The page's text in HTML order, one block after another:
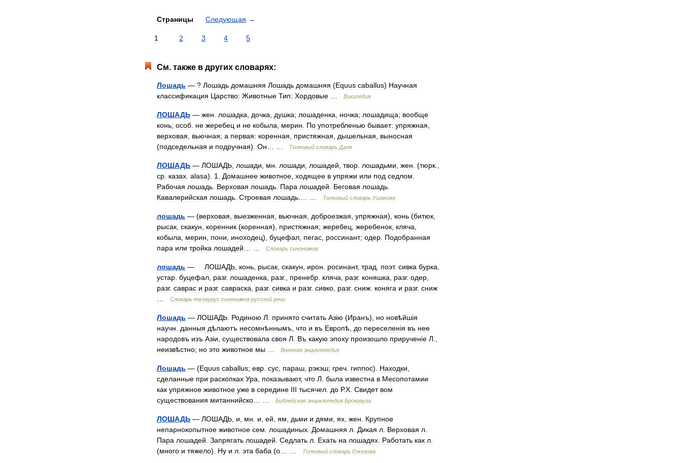
Страницы Следующая →
1 2 3 4 5
См. также в других словарях:
Лошадь — ? Лошадь домашняя Лошадь домашняя (Equus caballus) Научная
классификация Царство: Животные Тип: Хордовые Википедия
ЛОШАДЬ — жен лошадка дочка душка; лошаденка ночка; лошадища; вообще
конь; особ не жеребец и не кобыла мерин По употребленью бывает: упряжная
верховая
вьючная; а первая: коренная пристяжная дышельная
выносная
(подседельная и подручная). Он Толковый словарь Даля
ЛОШАДЬ — ЛОШАДЬ лошади мн лошади лошадей твор лошадьми жен . (тюрк
ср казах alasa). 1 Домашнее животное ходящее в упряжи или под седлом
Рабочая лошадь Верховая лошадь Пара лошадей Беговая лошадь
Кавалерийская лошадь Строевая лошадь Толковый словарь Ушакова
лошадь — (верховая выезженная вьючная доброезжая упряжная), конь (битюк
рысак скакун коренник (коренная), пристяжная; жеребец жеребенок кляча
кобыла
мерин пони иноходец), буцефал пегас россинант; одер Подобранная
пара или тройка лошадей Словарь синонимов
лошадь — ЛОШАДЬ конь рысак скакун ирон росинант, трад поэт. сивка бурка
устар буцефал разг. лошаденка разг., пренебр кляча разг. коняшка разг. одер
разг. саврас и разг. савраска разг. сивка и разг. сивко разг. сниж коняга и разг. сниж
Словарь-тезаурус синонимов русской речи
Лошадь — ЛОШАДЬ Родиною Л принято считать Азію (Иранъ), но новѣйшія
научн
данныя дѣлаютъ несомнѣннымъ что и въ Европѣ до переселенія въ нее
народовъ изъ Азіи существовала своя Л Въ какую эпоху произошло прирученіе Л
неизвѣстно; но это животное мы Военная энциклопедия
Лошадь — (Equus caballus; евр сус параш рэкэш; греч гиппос). Находки
сделанные при раскопках Ура показывают, что Л была известна в Месопотамии
как упряжное животное уже в середине III тысячел до Р.Х Свидет вом
существования митаннийско Библейская энциклопедия Брокгауза
ЛОШАДЬ — ЛОШАДЬ и мн и ей ям дьми и дями ях жен
Крупное
непарнокопытное животное сем лошадиных Домашняя л Дикая л Верховая л
Пара лошадей Запрягать лошадей Седлать л Ехать на лошадях Работать как л
(много и тяжело). Ну и л эта баба (о Толковый словарь Ожегова